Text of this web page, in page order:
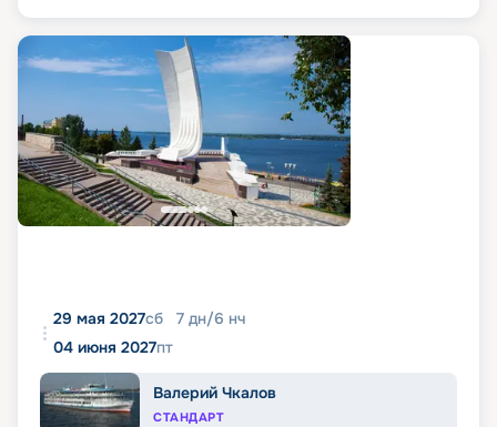
29 мая 2027сб 7 дн/6 нч
04 июня 2027пт
Валерий Чкалов
СТАНДАРТ